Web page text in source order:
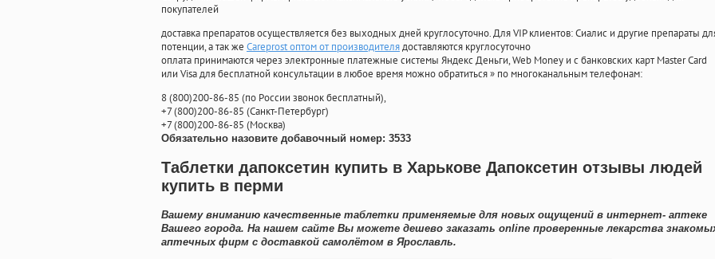
покупателей
доставка препаратов осуществляется без выходных дней круглосуточно. Для VIP клиентов: Сиалис и другие препараты
потенции, а так же Careprost оптом от производителядоставляются круглосуточно
оплата принимаются через электронные платежные системы Яндекс Деньги, Web Money и с банковских карт Master Card
или Visa для бесплатной консультации в любое время можно обратиться» по многоканальным телефонам:
8(800)200-86-85 (по России звонок бесплатный),
+7(800)200-86-85 (Санкт-Петербург)
+7(800)200-86-85 (Москва)
Обязательно назовите добавочный номер: 3533
Таблетки дапоксетин купить в Харькове Дапоксетин отзывы людей
купить в перми
Вашему вниманию качественные таблетки применяемые для новых ощущений в интернет- аптеке
Вашего города. На нашем сайте Вы можете дешево заказать online проверенные лекарства
аптечных фирм с доставкой самолётом в Ярославль.